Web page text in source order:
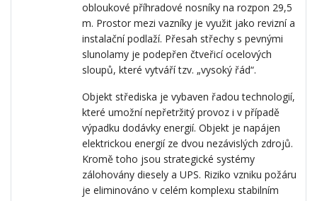
obloukové příhradové nosníky na rozpon 29,5
m. Prostor mezi vazníky je využit jako revizní a
instalační podlaží. Přesah střechy s pevnými
slunolamy je podepřen čtveřicí ocelových
sloupů, které vytváří tzv. „vysoký řád“.
Objekt střediska je vybaven řadou technologií,
které umožní nepřetržitý provoz i v případě
výpadku dodávky energií. Objekt je napájen
elektrickou energií ze dvou nezávislých zdrojů.
Kromě toho jsou strategické systémy
zálohovány diesely a UPS. Riziko vzniku požáru
je eliminováno v celém komplexu stabilním